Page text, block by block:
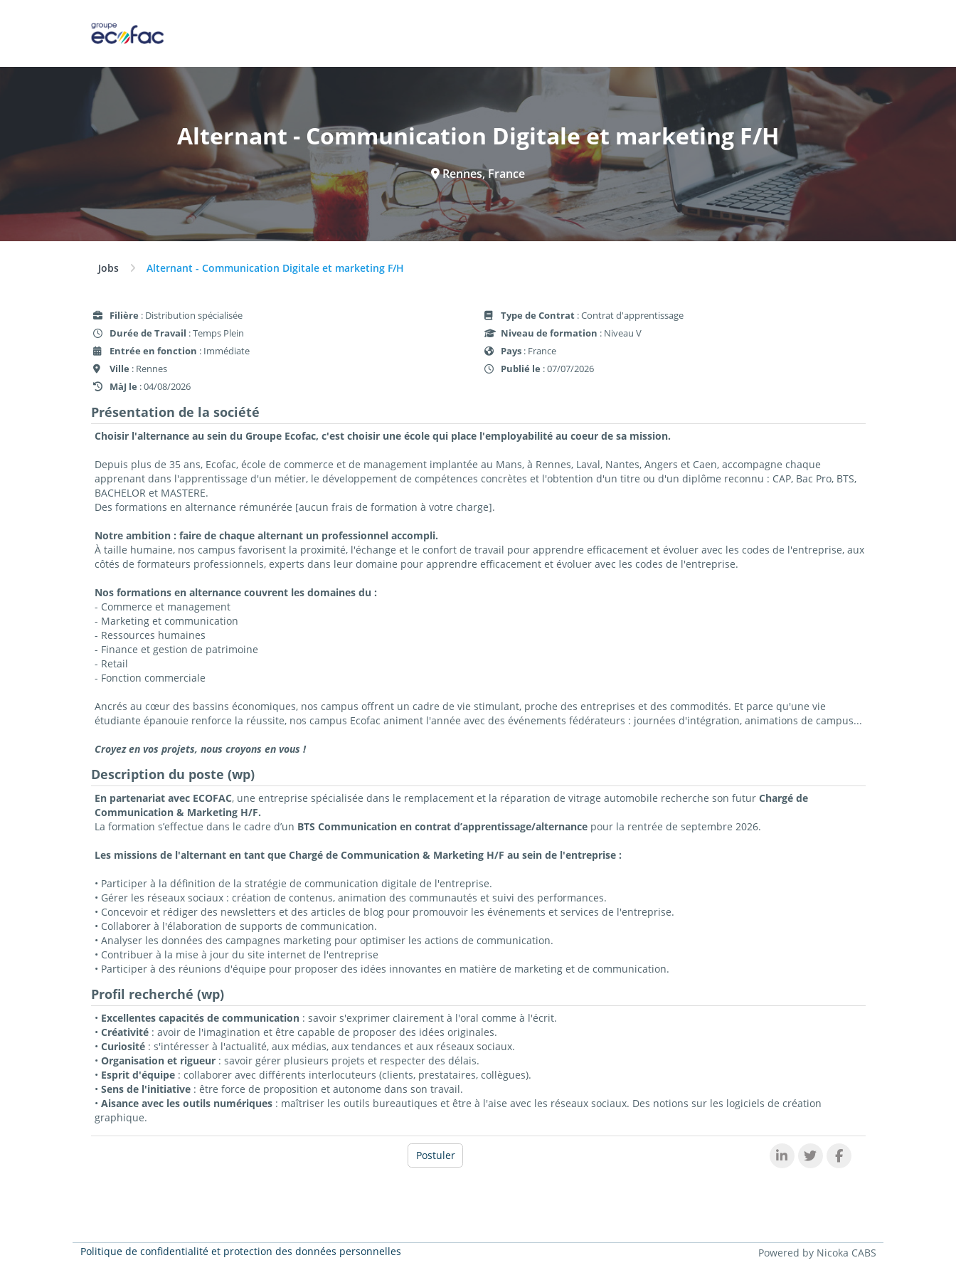
Alternant - Communication Digitale et marketing F/H
Rennes, France
Jobs Alternant - Communication Digitale et marketing F/H
Filière : Distribution spécialisée
Durée de Travail : Temps Plein
Entrée en fonction : Immédiate
Ville : Rennes
MàJ le : 04/08/2026
Type de Contrat : Contrat d'apprentissage
Niveau de formation : Niveau V
Pays : France
Publié le : 07/07/2026
Présentation de la société
Choisir l'alternance au sein du Groupe Ecofac, c'est choisir une école qui place l'employabilité au coeur de sa mission.
Depuis plus de 35 ans, Ecofac, école de commerce et de management implantée au Mans, à Rennes, Laval, Nantes, Angers et Caen, accompagne chaque
apprenant dans l'apprentissage d'un métier, le développement de compétences concrètes et l'obtention d'un titre ou d'un diplôme reconnu : CAP, Bac Pro, BTS,
BACHELOR et MASTERE.
Des formations en alternance rémunérée [aucun frais de formation à votre charge].
Notre ambition : faire de chaque alternant un professionnel accompli.
À taille humaine, nos campus favorisent la proximité, l'échange et le confort de travail pour apprendre efficacement et évoluer avec les codes de l'entreprise, aux
côtés de formateurs professionnels, experts dans leur domaine pour apprendre efficacement et évoluer avec les codes de l'entreprise.
Nos formations en alternance couvrent les domaines du :
- Commerce et management
- Marketing et communication
- Ressources humaines
- Finance et gestion de patrimoine
- Retail
- Fonction commerciale
Ancrés au cœur des bassins économiques, nos campus offrent un cadre de vie stimulant, proche des entreprises et des commodités. Et parce qu'une vie
étudiante épanouie renforce la réussite, nos campus Ecofac animent l'année avec des événements fédérateurs : journées d'intégration, animations de campus...
Croyez en vos projets, nous croyons en vous !
Description du poste (wp)
En partenariat avec ECOFAC, une entreprise spécialisée dans le remplacement et la réparation de vitrage automobile recherche son futur Chargé de
Communication & Marketing H/F.
La formation s’effectue dans le cadre d’un BTS Communication en contrat d’apprentissage/alternancepour la rentrée de septembre 2026.
Les missions de l'alternant en tant que Chargé de Communication & Marketing H/F au sein de l'entreprise :
• Participer à la définition de la stratégie de communication digitale de l'entreprise.
• Gérer les réseaux sociaux : création de contenus, animation des communautés et suivi des performances.
• Concevoir et rédiger des newsletters et des articles de blog pour promouvoir les événements et services de l'entreprise.
• Collaborer à l'élaboration de supports de communication.
• Analyser les données des campagnes marketing pour optimiser les actions de communication.
• Contribuer à la mise à jour du site internet de l'entreprise
• Participer à des réunions d'équipe pour proposer des idées innovantes en matière de marketing et de communication.
Profil recherché (wp)
• Excellentes capacités de communication : savoir s'exprimer clairement à l'oral comme à l'écrit.
• Créativité: avoir de l'imagination et être capable de proposer des idées originales.
• Curiosité: s'intéresser à l'actualité, aux médias, aux tendances et aux réseaux sociaux.
• Organisation et rigueur : savoir gérer plusieurs projets et respecter des délais.
• Esprit d'équipe: collaborer avec différents interlocuteurs (clients, prestataires, collègues).
• Sens de l'initiative: être force de proposition et autonome dans son travail.
• Aisance avec les outils numériques: maîtriser les outils bureautiques et être à l'aise avec les réseaux sociaux. Des notions sur les logiciels de création
graphique.
Postuler
Politique de confidentialité et protection des données personnelles Powered by Nicoka CABS